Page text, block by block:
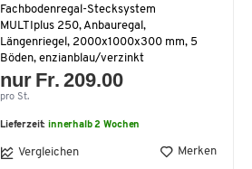
Fachbodenregal-Stecksystem
MULTIplus 250, Anbauregal,
Längenriegel, 2000x1000x300 mm, 5
Böden, enzianblau/verzinkt
nur Fr. 209.00
pro St.
Lieferzeit:innerhalb 2 Wochen
Vergleichen Merken